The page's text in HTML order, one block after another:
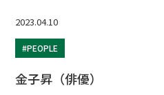
2023.04.10
#PEOPLE
金子昇（俳優）